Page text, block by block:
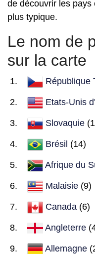
de découvrir les pays
plus typique.
Le nom de
sur la carte
République
Etats-Unis
Slovaquie
Brésil (14)
Afrique du
Malaisie (9)
Canada (6)
Angleterre
Allemagne